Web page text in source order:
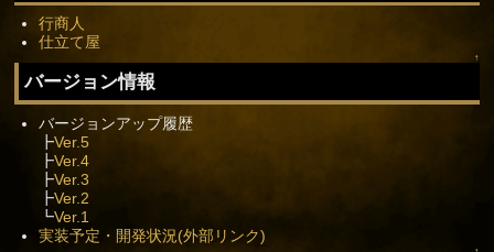
行商人
仕立て屋
↑
バージョン情報
バージョンアップ履歴
┣Ver.5
┣Ver.4
┣Ver.3
┣Ver.2
┗Ver.1
実装予定・開発状況(外部リンク)